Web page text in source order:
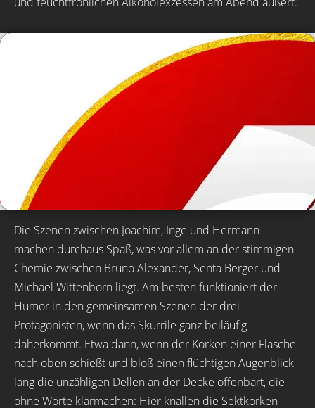
Die Szenen zwischen Joachim, Inge und Hermann
machen durchaus Spaß, was vor allem an der stimmigen
Chemie zwischen Bruno Alexander, Senta Berger und
Michael Wittenborn liegt. Am besten funktioniert der
Humor in den gemeinsamen Szenen der drei
Protagonisten, wenn das Skurrile ganz beiläufig
daherkommt. Etwa dann, wenn der Korken einer Flasche
nach oben schießt und bloß einen flüchtigen Augenblick
lang die unzähligen Dellen an der Decke offenbart, die
ohne Worte klarmachen: Hier knallen die Sektkorken